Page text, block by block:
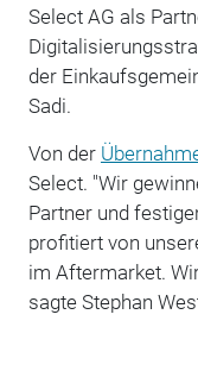
Select AG als
der
Sadi.
Von der
Select. "Wir
Partner und
profitiert von
im Aftermarket.
sagte Stephan